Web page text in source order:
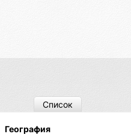
География
Список